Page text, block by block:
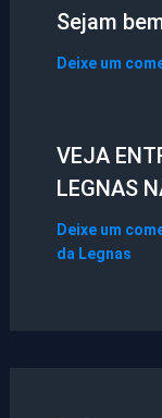
Sejam
Deixe um
VEJA
LEGNAS
Deixe um
da Legnas